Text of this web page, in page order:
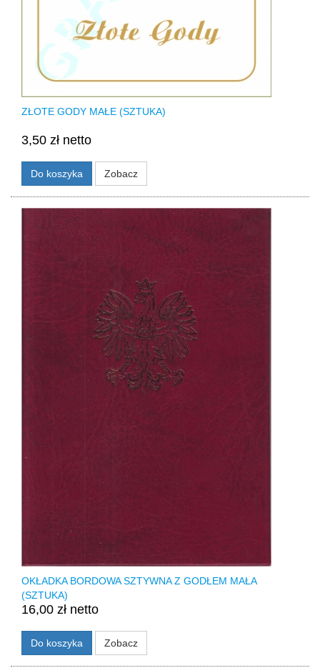
ZŁOTE GODY MAŁE (SZTUKA)
3,50 zł netto
Do koszyka Zobacz
OKŁADKA BORDOWA SZTYWNA Z GODŁEM MAŁA
(SZTUKA)
16,00 zł netto
Do koszyka Zobacz